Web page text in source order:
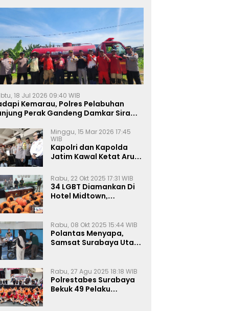
18 Jul 2026 09:40 WIB
Kemarau, Polres Pelabuhan
Perak Gandeng Damkar Siram
Minggu, 15 Mar 2026 17:45
WIB
Kapolri dan Kapolda
Jatim Kawal Ketat Arus
Rabu, 22 Okt 2025 17:31 WIB
34 LGBT Diamankan Di
Hotel Midtown,
Rabu, 08 Okt 2025 15:44 WIB
Polantas Menyapa,
Samsat Surabaya Utara
Rabu, 27 Agu 2025 18:18 WIB
Polrestabes Surabaya
Bekuk 49 Pelaku